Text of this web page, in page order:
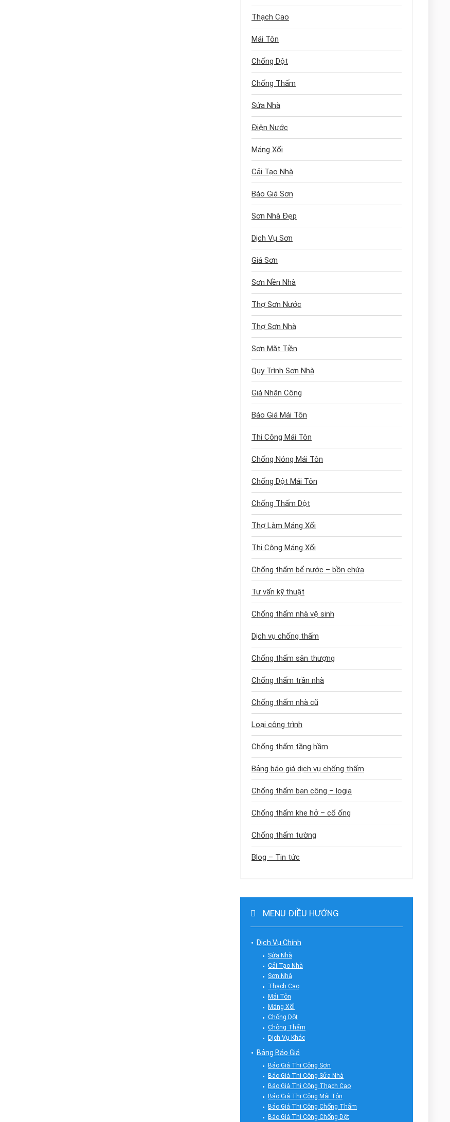
Thạch Cao
Mái Tôn
Chống Dột
Chống Thấm
Sửa Nhà
Điện Nước
Máng Xối
Cải Tạo Nhà
Báo Giá Sơn
Sơn Nhà Đẹp
Dịch Vụ Sơn
Giá Sơn
Sơn Nền Nhà
Thợ Sơn Nước
Thợ Sơn Nhà
Sơn Mặt Tiền
Quy Trình Sơn Nhà
Giá Nhân Công
Báo Giá Mái Tôn
Thi Công Mái Tôn
Chống Nóng Mái Tôn
Chống Dột Mái Tôn
Chống Thấm Dột
Thợ Làm Máng Xối
Thi Công Máng Xối
Chống thấm bể nước – bồn chứa
Tư vấn kỹ thuật
Chống thấm nhà vệ sinh
Dịch vụ chống thấm
Chống thấm sân thượng
Chống thấm trần nhà
Chống thấm nhà cũ
Loại công trình
Chống thấm tầng hầm
Bảng báo giá dịch vụ chống thấm
Chống thấm ban công – logia
Chống thấm khe hở – cổ ống
Chống thấm tường
Blog – Tin tức
MENU ĐIỀU HƯỚNG
Dịch Vụ Chính
Sửa Nhà
Cải Tạo Nhà
Sơn Nhà
Thạch Cao
Mái Tôn
Máng Xối
Chống Dột
Chống Thấm
Dịch Vụ Khác
Bảng Báo Giá
Báo Giá Thi Công Sơn
Báo Giá Thi Công Sửa Nhà
Báo Giá Thi Công Thạch Cao
Báo Giá Thi Công Mái Tôn
Báo Giá Thi Công Chống Thấm
Báo Giá Thi Công Chống Dột